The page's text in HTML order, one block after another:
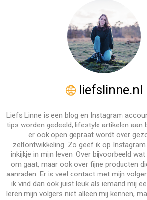
liefslinne.nl
Liefs Linne is een blog en Instagram
tips worden gedeeld, lifestyle artikelen aan
er ook open gepraat wordt over
zelfontwikkeling. Zo geef ik op Instagram
inkijkje in mijn leven. Over bijvoorbeeld
om gaat, maar ook over fijne producten
aanraden. Er is veel contact met mijn
ik vind dan ook juist leuk als iemand mij
leren mijn volgers niet alleen mij kennen,